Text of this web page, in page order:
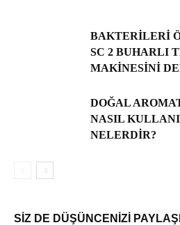
BAKTERILERI
SC 2 BUHARLI
MAKINESINI
DOĞAL
NASIL
NELERDIR?
SİZ DE DÜŞÜNCENİZİ